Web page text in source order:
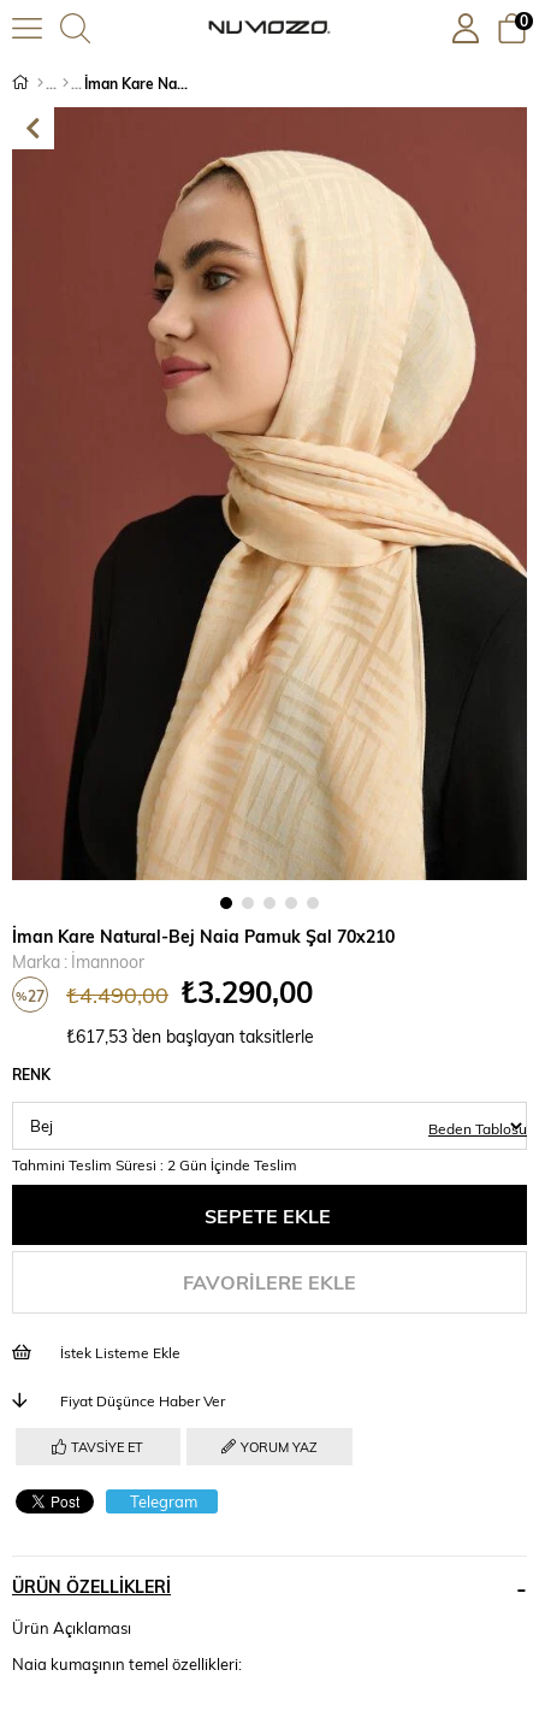
0
İman Kare Natural-Bej Naia Pamuk Şal 70x210
İman Kare Natural-Bej Naia Pamuk Şal 70x210
Marka : İmannoor
%27 ₺4.490,00 ₺3.290,00
₺617,53 `den başlayan taksitlerle
RENK
Beden Tablosu
Tahmini Teslim Süresi : 2 Gün İçinde Teslim
FAVORILERE EKLE
İstek Listeme Ekle
Fiyat Düşünce Haber Ver
TAVSIYE ET YORUM YAZ
Telegram
ÜRÜN ÖZELLIKLERI
Ürün Açıklaması
Naia kumaşının temel özellikleri: